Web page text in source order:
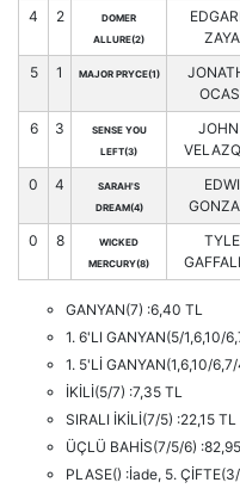
4 2
DOMER
ALLURE(2)
5 1 MAJOR PRYCE(1)
6 3
SENSE YOU
LEFT(3)
0 4
SARAH'S
DREAM(4)
0 8
WICKED
MERCURY(8)
GANYAN(7) :6,40 TL
1. 6'LI GANYAN(5/1,6,10/
1. 5'Lİ GANYAN(1,6,10/
İKİLİ(5/7) :7,35 TL
SIRALI İKİLİ(7/5) :22,15 TL
ÜÇLÜ BAHİS(7/5/6)
PLASE() :İade, 5.